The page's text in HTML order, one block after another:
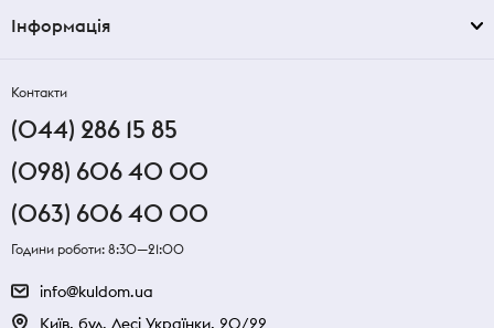
Інформація
Контакти
(044) 286 15 85
(098) 606 40 00
(063) 606 40 00
Години роботи: 8:30—21:00
info@kuldom.ua
Київ, бул. Лесі Українки, 20/22